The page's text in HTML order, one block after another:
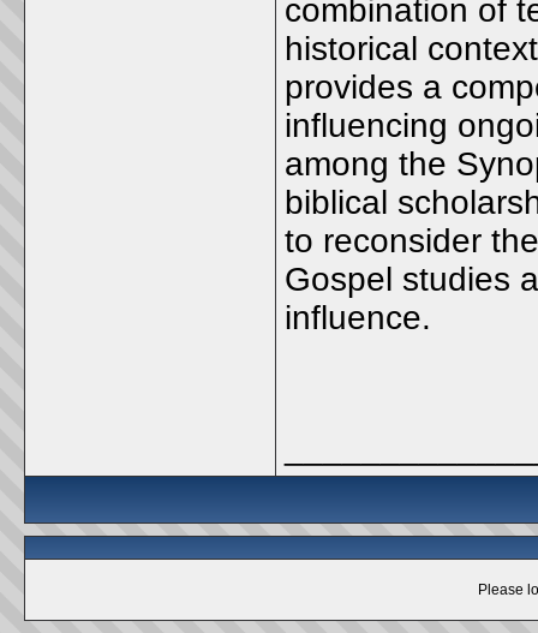
combination of
historical
provides a
influencing
among the
biblical
to reconsider
Gospel studies
influence.
Please